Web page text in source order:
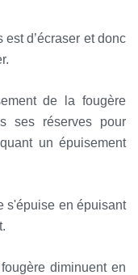
d’écraser et donc
de la fougère
ses réserves pour
un épuisement
s'épuise en épuisant
diminuent en